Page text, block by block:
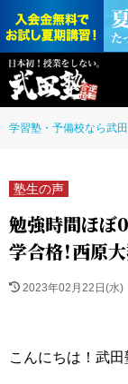
学習塾・予備校なら武
塾生の声
勉強時間ほぼ
学合格！西原大
2023年02月22日(水)
こんにちは！武田